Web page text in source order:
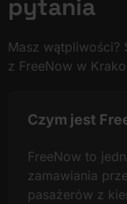
pytania
Masz
z FreeNow w
Czym jest
FreeNow to
zamawiania
pasażerów z